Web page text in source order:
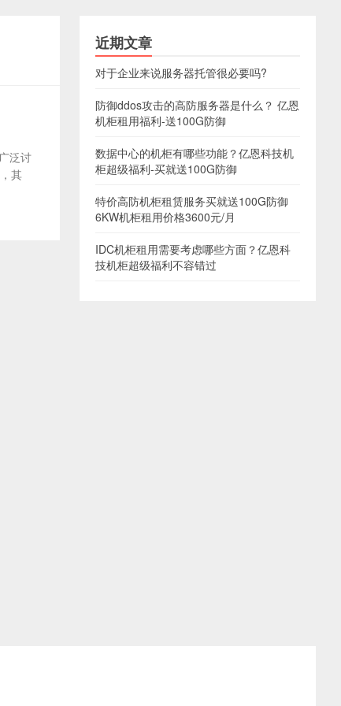
泛讨
其
近期文章
对于企业来说服务器托管很必要吗?
防御ddos攻击的高防服务器是什么？ 亿恩
机柜租用福利-送100G防御
数据中心的机柜有哪些功能？亿恩科技机
柜超级福利-买就送100G防御
特价高防机柜租赁服务买就送100G防御
6KW机柜租用价格3600元/月
IDC机柜租用需要考虑哪些方面？亿恩科
技机柜超级福利不容错过